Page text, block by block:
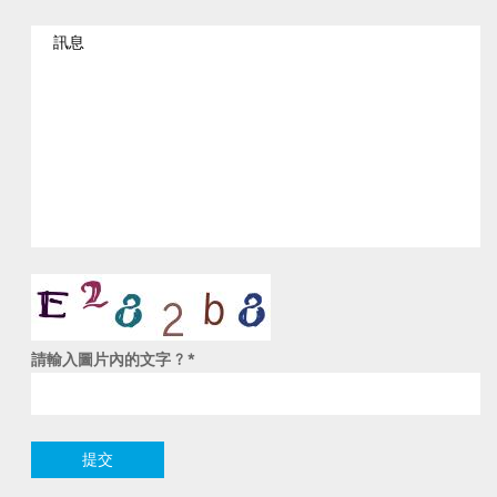
請輸入圖片內的文字 ? *